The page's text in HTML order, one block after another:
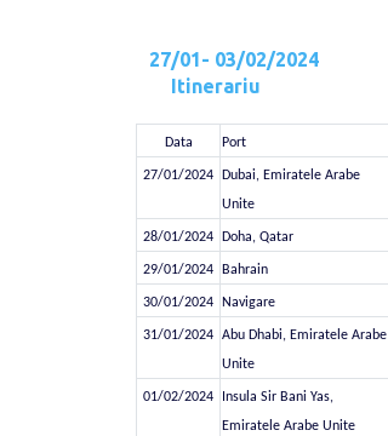
27/01- 03/02/2024
Itinerariu
Data Port
27/01/2024
Dubai, Emiratele Arabe
Unite
28/01/2024 Doha, Qatar
29/01/2024 Bahrain
30/01/2024 Navigare
31/01/2024 Abu Dhabi, Emiratele Arabe
Unite
01/02/2024
Insula Sir Bani Yas,
Emiratele Arabe Unite